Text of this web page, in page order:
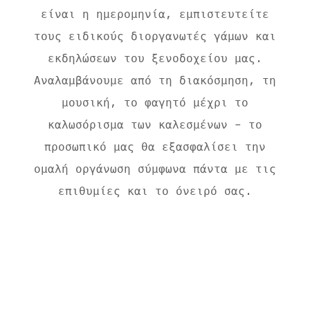
είναι η ημερομηνία, εμπιστευτείτε
τους ειδικούς διοργανωτές γάμων και
εκδηλώσεων του ξενοδοχείου μας.
Αναλαμβάνουμε από τη διακόσμηση, τη
μουσική, το φαγητό μέχρι το
καλωσόρισμα των καλεσμένων – το
προσωπικό μας θα εξασφαλίσει την
ομαλή οργάνωση σύμφωνα πάντα με τις
επιθυμίες και το όνειρό σας.